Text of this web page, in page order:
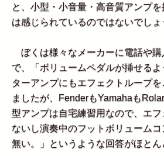
と、小型・小音量・高音質アンプを
は感じられているのではないでしょ
ぼくは様々なメーカーに電話や購
で、「ボリュームペダルが挿せる
ターアンプにもエフェクトループ
ましたが、FenderもYamahaも
型アンプは自宅練習用なので、エ
ないし演奏中のフットボリューム
無い。」というような回答がほとん